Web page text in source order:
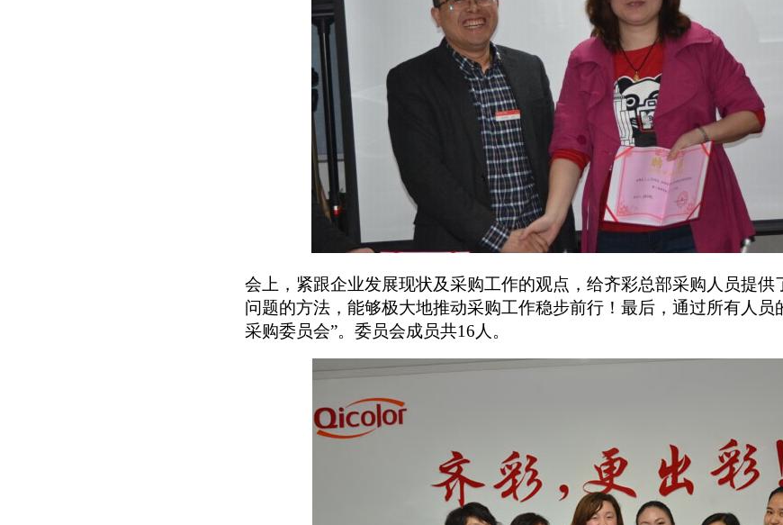
会上，紧跟企业发展现状及采购工作的观点，给齐彩总部采购人员提供
问题的方法，能够极大地推动采购工作稳步前行！最后，通过所有人员
采购委员会”。委员会成员共16人。